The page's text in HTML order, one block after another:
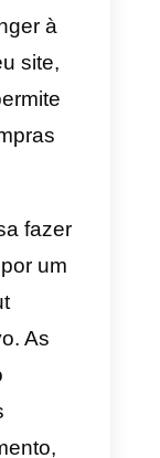
o seu
do
Live
do seu
usando a
em
em